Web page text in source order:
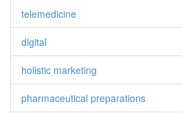
telemedicine
digital
holistic marketing
pharmaceutical preparations